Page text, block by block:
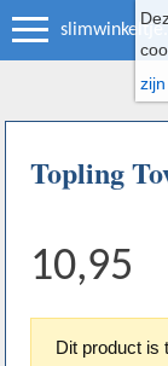
Topling
10,95
Dit product is